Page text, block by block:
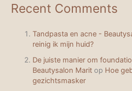
Recent Comments
Tandpasta en acne -
reinig ik mijn huid?
De juiste manier om
Beautysalon Marit op Hoe
gezichtsmasker